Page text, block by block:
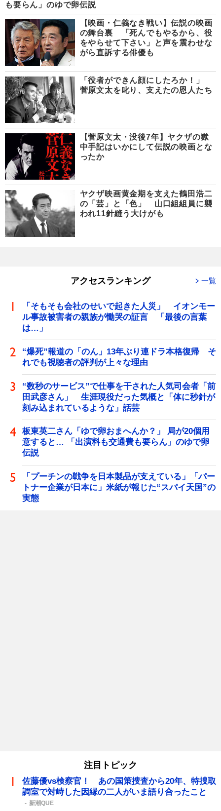
も要らん」のゆで卵伝説
【映画・仁義なき戦い】伝説の映画
の舞台裏 「死んでもやるから、役
をやらせて下さい」と声を震わせな
がら直訴する俳優も
「役者ができん顔にしたろか！」
菅原文太を叱り、支えたの恩人たち
【菅原文太・没後7年】ヤクザの獄
中手記はいかにして伝説の映画とな
ったか
ヤクザ映画黄金期を支えた鶴田浩二
の「芸」と「色」 山口組組員に襲
われ11針縫う大けがも
アクセスランキング 一覧
「そもそも会社のせいで起きた人災」 イオンモー
ル事故被害者の親族が慟哭の証言 「最後の言葉
は…」
“爆死”報道の「のん」13年ぶり連ドラ本格復帰 そ
れでも視聴者の評判が上々な理由
“数秒のサービス”で仕事を干された人気司会者「前
田武彦さん」 生涯現役だった気概と「体に秒針が
刻み込まれているような」話芸
板東英二さん「ゆで卵おまへんか？」 局が20個用
意すると… 「出演料も交通費も要らん」のゆで卵
伝説
「プーチンの戦争を日本製品が支えている」「パー
トナー企業が日本に」米紙が報じた“スパイ天国”の
実態
注目トピック
佐藤優vs検察官！ あの国策捜査から20年、特捜取
調室で対峙した因縁の二人がいま語り合ったこと
新潮QUE